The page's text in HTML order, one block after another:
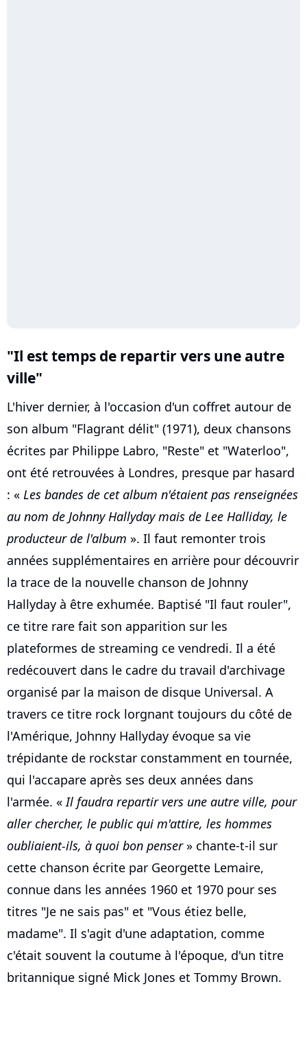
"Il est temps de repartir vers une autre
ville"
L'hiver dernier, à l'occasion d'un coffret autour de
son album "Flagrant délit" (1971), deux chansons
écrites par Philippe Labro, "Reste" et "Waterloo",
ont été retrouvées à Londres, presque par hasard
: « Les bandes de cet album n'étaient pas renseignées
au nom de Johnny Hallyday mais de Lee Halliday, le
producteur de l'album ». Il faut remonter trois
années supplémentaires en arrière pour découvrir
la trace de la nouvelle chanson de Johnny
Hallyday à être exhumée. Baptisé "Il faut rouler",
ce titre rare fait son apparition sur les
plateformes de streaming ce vendredi. Il a été
redécouvert dans le cadre du travail d'archivage
organisé par la maison de disque Universal. A
travers ce titre rock lorgnant toujours du côté de
l'Amérique, Johnny Hallyday évoque sa vie
trépidante de rockstar constamment en tournée,
qui l'accapare après ses deux années dans
l'armée. «Il faudra repartir vers une autre ville, pour
aller chercher, le public qui m'attire, les hommes
oubliaient-ils, à quoi bon penser» chante-t-il sur
cette chanson écrite par Georgette Lemaire,
connue dans les années 1960 et 1970 pour ses
titres "Je ne sais pas" et "Vous étiez belle,
madame". Il s'agit d'une adaptation, comme
c'était souvent la coutume à l'époque, d'un titre
britannique signé Mick Jones et Tommy Brown.